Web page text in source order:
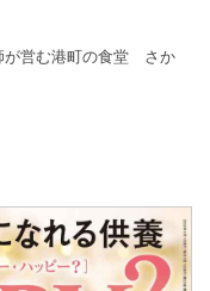
が営む港町の食堂 さか